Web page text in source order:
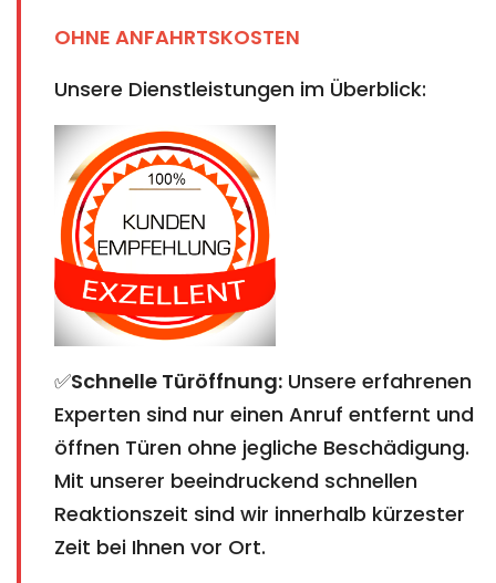
OHNE ANFAHRTSKOSTEN
Unsere Dienstleistungen im Überblick:
✅Schnelle Türöffnung: Unsere erfahrenen
Experten sind nur einen Anruf entfernt und
öffnen Türen ohne jegliche Beschädigung.
Mit unserer beeindruckend schnellen
Reaktionszeit sind wir innerhalb kürzester
Zeit bei Ihnen vor Ort.